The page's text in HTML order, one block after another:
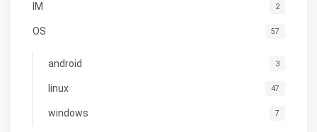
IM 2
OS 57
android 3
linux 47
windows 7